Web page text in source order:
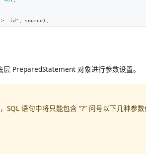
> :id" source) ;
层 PreparedStatement 对象进行参数设置。
语句中将只能包含 “?” 问号以下几种参数